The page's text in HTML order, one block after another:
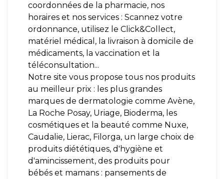
coordonnées de la pharmacie, nos
horaires et nos services : Scannez votre
ordonnance, utilisez le Click&Collect,
matériel médical, la livraison à domicile de
médicaments, la vaccination et la
téléconsultation...
Notre site vous propose tous nos produits
au meilleur prix : les plus grandes
marques de dermatologie comme Avène,
La Roche Posay, Uriage, Bioderma, les
cosmétiques et la beauté comme Nuxe,
Caudalie, Lierac, Filorga, un large choix de
produits diététiques, d'hygiène et
d'amincissement, des produits pour
bébés et mamans : pansements de